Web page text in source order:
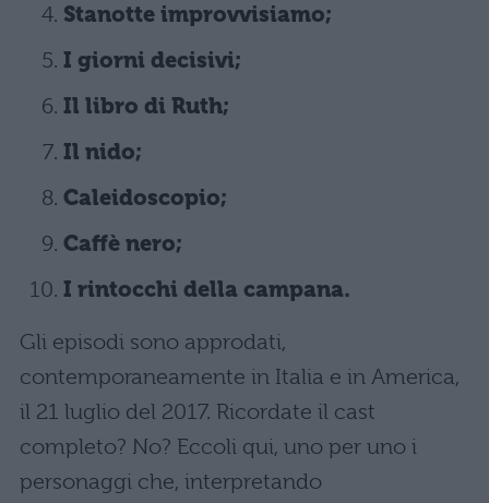
Stanotte improvvisiamo;
I giorni decisivi;
Il libro di Ruth;
Il nido;
Caleidoscopio;
Caffè nero;
I rintocchi della campana.
Gli episodi sono approdati,
contemporaneamente in Italia e in America,
il 21 luglio del 2017. Ricordate il cast
completo? No? Eccoli qui, uno per uno i
personaggi che, interpretando